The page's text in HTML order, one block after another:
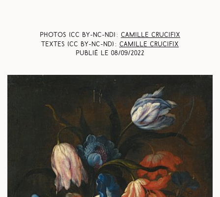
Photos (CC BY-NC-ND) : Camille Crucifix
Textes (CC BY-NC-ND) : Camille Crucifix
Publié le 08/09/2022